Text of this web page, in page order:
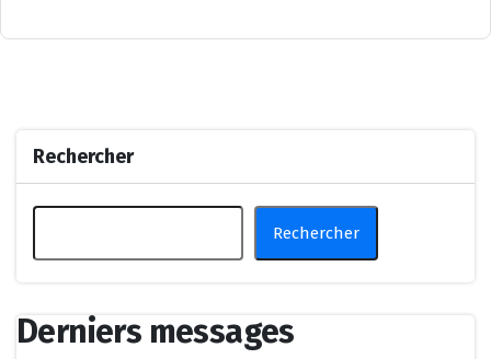
Rechercher
Rechercher
Derniers messages